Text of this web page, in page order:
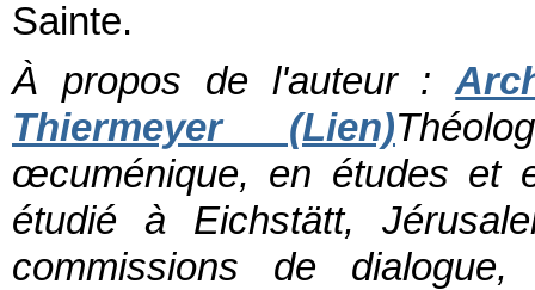
Sainte.
À propos de l'auteur :
Thiermeyer (Lien)
œcuménique, en études et
étudié à Eichstätt,
commissions de